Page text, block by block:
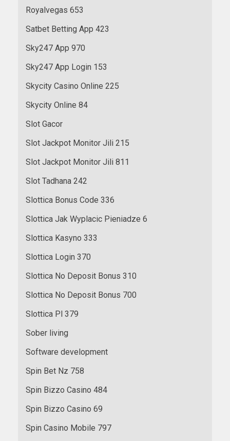
Royalvegas 653
Satbet Betting App 423
Sky247 App 970
Sky247 App Login 153
Skycity Casino Online 225
Skycity Online 84
Slot Gacor
Slot Jackpot Monitor Jili 215
Slot Jackpot Monitor Jili 811
Slot Tadhana 242
Slottica Bonus Code 336
Slottica Jak Wyplacic Pieniadze 6
Slottica Kasyno 333
Slottica Login 370
Slottica No Deposit Bonus 310
Slottica No Deposit Bonus 700
Slottica Pl 379
Sober living
Software development
Spin Bet Nz 758
Spin Bizzo Casino 484
Spin Bizzo Casino 69
Spin Casino Mobile 797